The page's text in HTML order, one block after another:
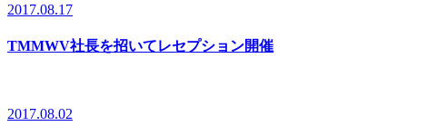
2017.08.17
TMMWV社長を招いてレセプション開催
2017.08.02